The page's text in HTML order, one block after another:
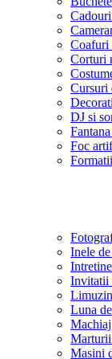
Coafuri
Corturi
Cursuri
DJ si
Foc
Inele
Invitatii
Luna
Marturii
Masini